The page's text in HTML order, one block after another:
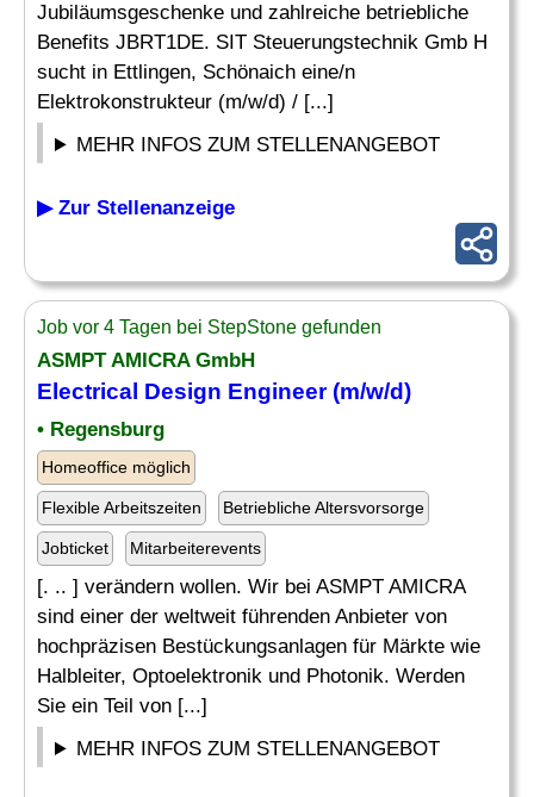
Jubiläumsgeschenke und zahlreiche betriebliche
Benefits JBRT1DE. SIT Steuerungstechnik Gmb H
sucht in Ettlingen, Schönaich eine/n
Elektrokonstrukteur (m/w/d) / [...]
MEHR INFOS ZUM STELLENANGEBOT
▶ Zur Stellenanzeige
Job vor 4 Tagen bei StepStone gefunden
ASMPT AMICRA GmbH
Electrical Design Engineer (m/w/d)
• Regensburg
Homeoffice möglich
Flexible Arbeitszeiten Betriebliche Altersvorsorge
Jobticket Mitarbeiterevents
[. .. ] verändern wollen. Wir bei ASMPT AMICRA
sind einer der weltweit führenden Anbieter von
hochpräzisen Bestückungsanlagen für Märkte wie
Halbleiter, Optoelektronik und Photonik. Werden
Sie ein Teil von [...]
MEHR INFOS ZUM STELLENANGEBOT